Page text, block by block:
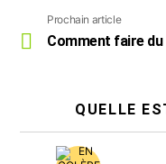
Prochain article
Comment faire
QUELLE